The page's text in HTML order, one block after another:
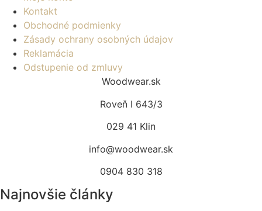
Kontakt
Obchodné podmienky
Zásady ochrany osobných údajov
Reklamácia
Odstupenie od zmluvy
Woodwear.sk
Roveň I 643/3
029 41 Klin
info@woodwear.sk
0904 830 318
Najnovšie články